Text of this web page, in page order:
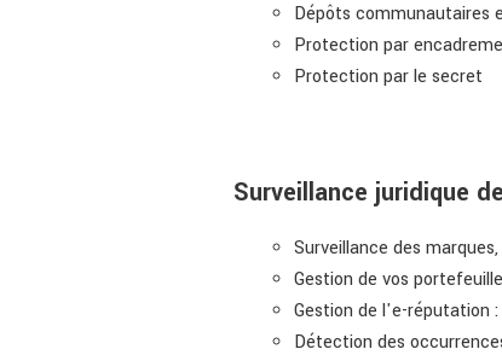
Dépôts communautaires
Protection par
Protection par le secret
Surveillance juridique
Surveillance des
Gestion de vos
Gestion de l'e-réputation
Détection des